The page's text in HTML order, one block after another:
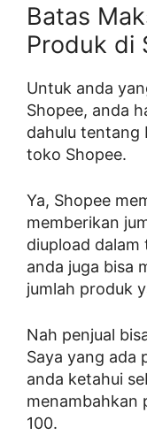
Batas
Produk di
Untuk anda
Shopee, anda
dahulu tentang
toko Shopee.
Ya, Shopee
memberikan
diupload dalam
anda juga bisa
jumlah produk
Nah penjual
Saya yang ada
anda ketahui
menambahkan
100.